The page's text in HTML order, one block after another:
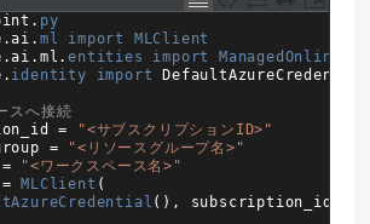
. py
.ai . ml import MLClient
.ai . ml .entities import
. identity import DefaultAzureCredential
スへ接続
=
"<サブスクリプションID>"
=
"<リソースグループ名>"
=
"<ワークスペース名>"
= MLClient (
( ) , subscription_id